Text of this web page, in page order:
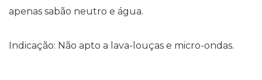
apenas sabão neutro e água.
Indicação: Não apto a lava-louças e micro-ondas.